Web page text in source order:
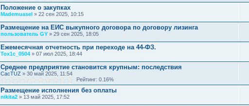
Положение о закупках
Mademuasel » 22 сен 2025, 10:15
Размещение на ЕИС выкупного договора по договору лизинга
пользователь GY » 29 сен 2025, 18:05
Ежемесячная отчетность при переходе на 44-ФЗ.
Tox1c_0504 » 07 июл 2025, 18:44
Среднее предприятие становится крупным: последствия
CacTUZ » 30 май 2025, 11:54
Рейтинг: 0.16%
Размещение исполнения без оплаты
nikita2 » 13 май 2025, 17:52